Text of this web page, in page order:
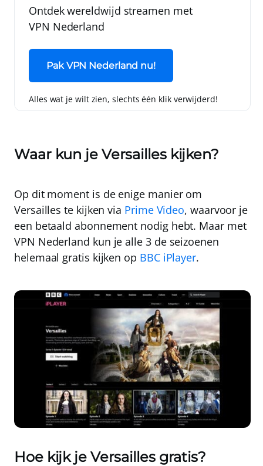
Ontdek wereldwijd streamen met
VPN Nederland
Pak VPN Nederland nu!
Alles wat je wilt zien, slechts één klik verwijderd!
Waar kun je Versailles kijken?
Op dit moment is de enige manier om
Versailles te kijken via Prime Video, waarvoor je
een betaald abonnement nodig hebt. Maar met
VPN Nederland kun je alle 3 de seizoenen
helemaal gratis kijken op BBC iPlayer.
Hoe kijk je Versailles gratis?